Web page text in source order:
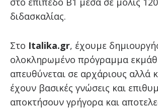
διδασκαλίας.
Στο Italika.gr, έχουμε
ολοκληρωμένο πρόγραμμα
απευθύνεται σε αρχάριους αλλά
έχουν βασικές γνώσεις και
αποκτήσουν γρήγορα και